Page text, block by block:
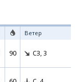
Ветер
90 СЗ, 3